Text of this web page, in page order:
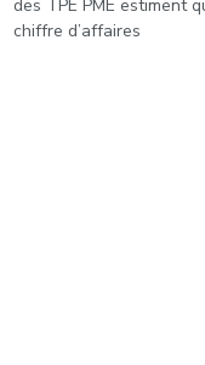
des TPE PME estiment
chiffre d’affaires